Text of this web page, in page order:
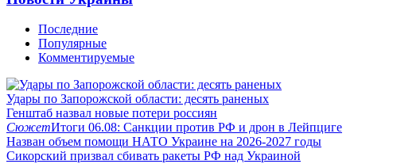
Последние
Популярные
Комментируемые
Удары по Запорожской области: десять раненых
Генштаб назвал новые потери россиян
СюжетИтоги 06.08: Санкции против РФ и дрон в Лейпциге
Назван объем помощи НАТО Украине на 2026-2027 годы
Сикорский призвал сбивать ракеты РФ над Украиной